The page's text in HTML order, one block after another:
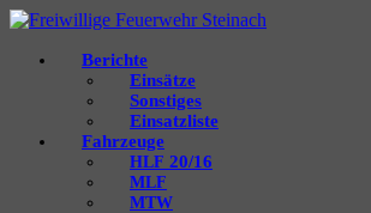
Berichte
Einsätze
Sonstiges
Einsatzliste
Fahrzeuge
HLF 20/16
MLF
MTW